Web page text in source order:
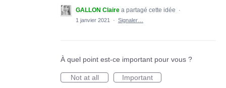
GALLON Claire a partagé cette idée
·
1 janvier 2021
· Signaler…
À quel point est-ce important pour vous ?
Not at all
Important